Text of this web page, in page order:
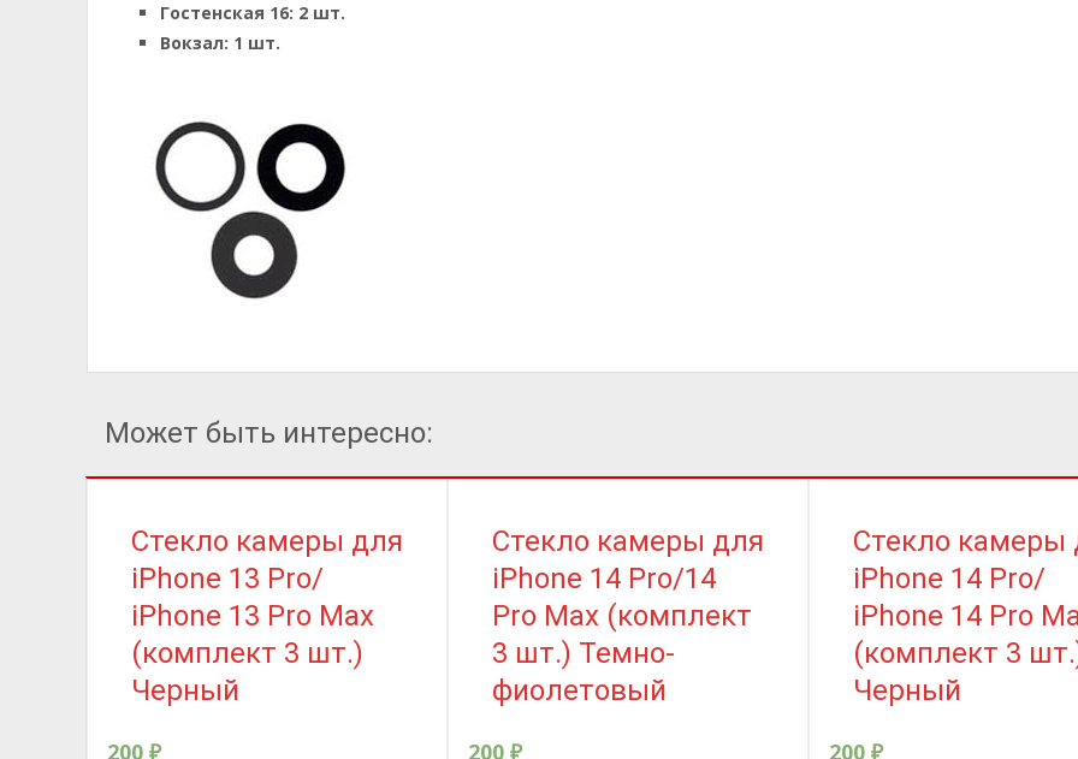
Гостенская 16: 2 шт.
Вокзал: 1 шт.
Может быть интересно:
Стекло камеры для
iPhone 13 Pro/
iPhone 13 Pro Max
(комплект 3 шт.)
Черный
200 ₽
Стекло камеры для
iPhone 14 Pro/14
Pro Max (комплект
3 шт.) Темно-
фиолетовый
200 ₽
Стекло камеры
iPhone 14 Pro/
iPhone 14 Pro
(комплект 3
Черный
200 ₽